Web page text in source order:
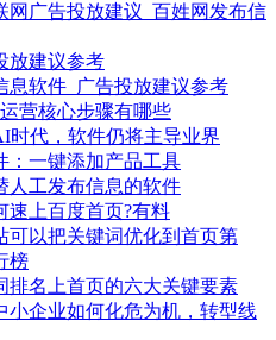
网广告投放建议_百姓网发布信
放建议参考
息软件_广告投放建议参考
营核心步骤有哪些
时代，软件仍将主导业界
：一键添加产品工具
人工发布信息的软件
速上百度首页?有料
可以把关键词优化到首页第
榜
排名上首页的六大关键要素
小企业如何化危为机，转型线